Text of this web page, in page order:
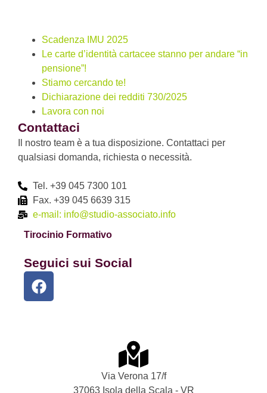
Scadenza IMU 2025
Le carte d’identità cartacee stanno per andare “in
pensione”!
Stiamo cercando te!
Dichiarazione dei redditi 730/2025
Lavora con noi
Contattaci
Il nostro team è a tua disposizione. Contattaci per
qualsiasi domanda, richiesta o necessità.
Tel. +39 045 7300 101
Fax. +39 045 6639 315
e-mail: info@studio-associato.info
Tirocinio Formativo
Seguici sui Social
Via Verona 17/f
37063 Isola della Scala - VR